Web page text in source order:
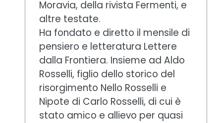
Moravia, della rivista Fermenti, e
altre testate.
Ha fondato e diretto il mensile di
pensiero e letteratura Lettere
dalla Frontiera. Insieme ad Aldo
Rosselli, figlio dello storico del
risorgimento Nello Rosselli e
Nipote di Carlo Rosselli, di cui è
stato amico e allievo per quasi